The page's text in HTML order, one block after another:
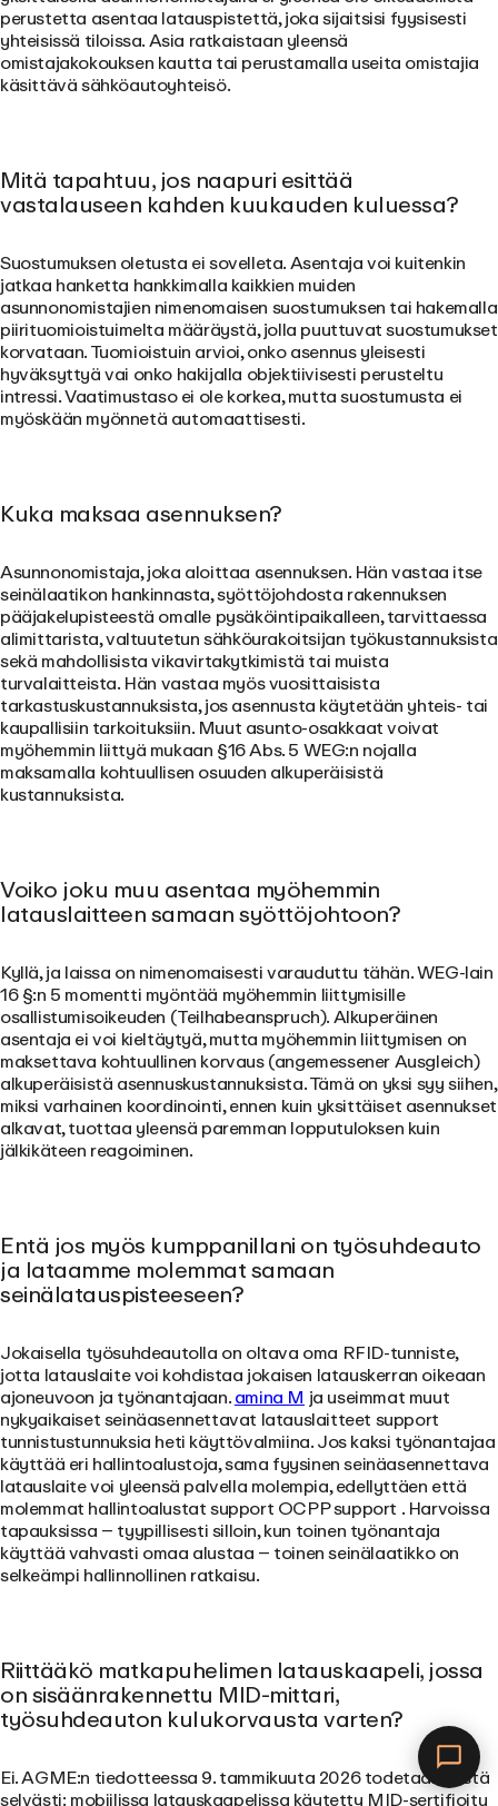
perustetta asentaa latauspistettä, joka sijaitsisi fyysisesti
yhteisissä tiloissa. Asia ratkaistaan yleensä
omistajakokouksen kautta tai perustamalla useita omistajia
käsittävä sähköautoyhteisö.
Mitä tapahtuu, jos naapuri esittää
vastalauseen kahden kuukauden kuluessa?
Suostumuksen oletusta ei sovelleta. Asentaja voi kuitenkin
jatkaa hanketta hankkimalla kaikkien muiden
asunnonomistajien nimenomaisen suostumuksen tai hakemalla
piirituomioistuimelta määräystä, jolla puuttuvat suostumukset
korvataan. Tuomioistuin arvioi, onko asennus yleisesti
hyväksyttyä vai onko hakijalla objektiivisesti perusteltu
intressi. Vaatimustaso ei ole korkea, mutta suostumusta ei
myöskään myönnetä automaattisesti.
Kuka maksaa asennuksen?
Asunnonomistaja, joka aloittaa asennuksen. Hän vastaa itse
seinälaatikon hankinnasta, syöttöjohdosta rakennuksen
pääjakelupisteestä omalle pysäköintipaikalleen, tarvittaessa
alimittarista, valtuutetun sähköurakoitsijan työkustannuksista
sekä mahdollisista vikavirtakytkimistä tai muista
turvalaitteista. Hän vastaa myös vuosittaisista
tarkastuskustannuksista, jos asennusta käytetään yhteis- tai
kaupallisiin tarkoituksiin. Muut asunto-osakkaat voivat
myöhemmin liittyä mukaan §16 Abs. 5 WEG:n nojalla
maksamalla kohtuullisen osuuden alkuperäisistä
kustannuksista.
Voiko joku muu asentaa myöhemmin
latauslaitteen samaan syöttöjohtoon?
Kyllä, ja laissa on nimenomaisesti varauduttu tähän. WEG-lain
16 §:n 5 momentti myöntää myöhemmin liittymisille
osallistumisoikeuden (Teilhabeanspruch). Alkuperäinen
asentaja ei voi kieltäytyä, mutta myöhemmin liittymisen on
maksettava kohtuullinen korvaus (angemessener Ausgleich)
alkuperäisistä asennuskustannuksista. Tämä on yksi syy siihen,
miksi varhainen koordinointi, ennen kuin yksittäiset asennukset
alkavat, tuottaa yleensä paremman lopputuloksen kuin
jälkikäteen reagoiminen.
Entä jos myös kumppanillani on työsuhdeauto
ja lataamme molemmat samaan
seinälatauspisteeseen?
Jokaisella työsuhdeautolla on oltava oma RFID-tunniste,
jotta latauslaite voi kohdistaa jokaisen latauskerran oikeaan
ajoneuvoon ja työnantajaan.amina Mja useimmat muut
nykyaikaiset seinäasennettavat latauslaitteet support
tunnistustunnuksia heti käyttövalmiina. Jos kaksi työnantajaa
käyttää eri hallintoalustoja, sama fyysinen seinäasennettava
latauslaite voi yleensä palvella molempia, edellyttäen että
molemmat hallintoalustat support OCPP support . Harvoissa
tapauksissa – tyypillisesti silloin, kun toinen työnantaja
käyttää vahvasti omaa alustaa – toinen seinälaatikko on
selkeämpi hallinnollinen ratkaisu.
Riittääkö matkapuhelimen latauskaapeli, jossa
on sisäänrakennettu MID-mittari,
työsuhdeauton kulukorvausta varten?
Ei.AGME:n tiedotteessa 9. tammikuuta 2026 todetaan tästä